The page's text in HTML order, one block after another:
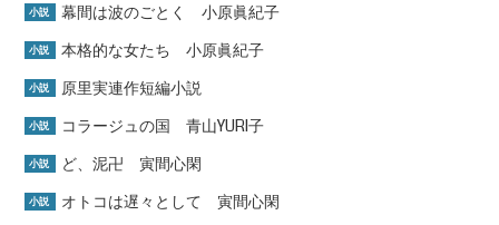
小説 幕間は波のごとく 小原眞紀子
小説 本格的な女たち 小原眞紀子
小説 原里実連作短編小説
小説 コラージュの国 青山YURI子
小説 ど、泥卍 寅間心閑
小説 オトコは遅々として 寅間心閑